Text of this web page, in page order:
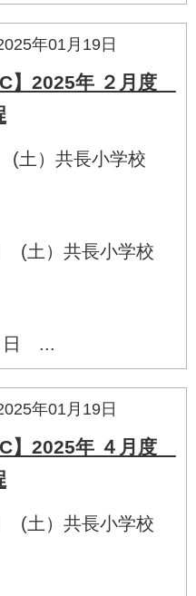
年01月19日
】2025年 ２月度
(土）共長小学校
(土）共長小学校
日 ...
年01月19日
】2025年 ４月度
(土）共長小学校